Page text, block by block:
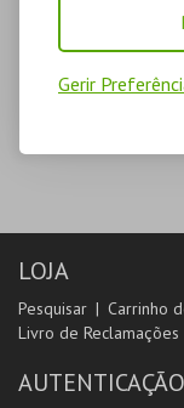
Gerir
LOJA
Pesquisar Carrinho
Livro de Reclamações
AUTENTICAÇÃO